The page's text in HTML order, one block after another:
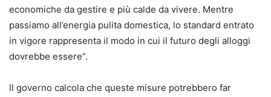
economiche da gestire e più calde da vivere. Mentre
passiamo all’energia pulita domestica, lo standard entrato
in vigore rappresenta il modo in cui il futuro degli alloggi
dovrebbe essere”.
Il governo calcola che queste misure potrebbero far